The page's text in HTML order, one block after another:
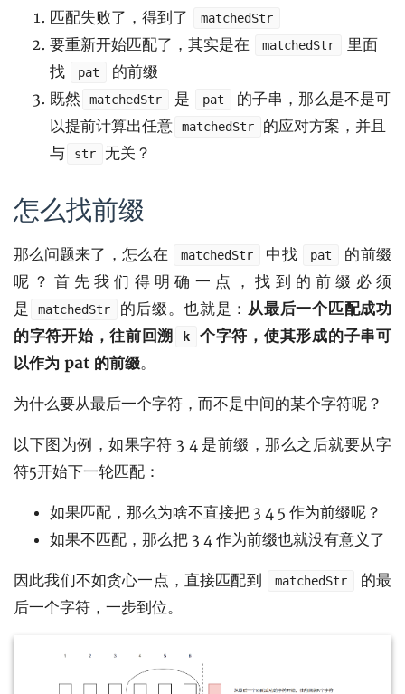
匹配失败了，得到了 matchedStr
要重新开始匹配了，其实是在 matchedStr
里面
找
pat
的前缀
既然
matchedStr 是 pat
以提前计算出任意
matchedStr
的应对方案，并且
与
str 无关？
怎么找前缀
那么问题来了，怎么在 matchedStr 中找 pat
的前缀
呢？首先我们得明确一点，找到的前缀必须
是
matchedStr 的后缀。也就是： 从最后一个匹配成功
的字符开始，往前回溯
k
个字符，使其形成的子串可
以作为 pat 的前缀。
为什么要从最后一个字符，而不是中间的某个字符呢？
以下图为例，如果字符 3 4 是前缀，那么之后就要从字
符5开始下一轮匹配：
如果匹配，那么为啥不直接把 3 4 5 作为前缀呢？
如果不匹配，那么把 3 4 作为前缀也就没有意义了
因此我们不如贪心一点，直接匹配到 matchedStr
的最
后一个字符，一步到位。